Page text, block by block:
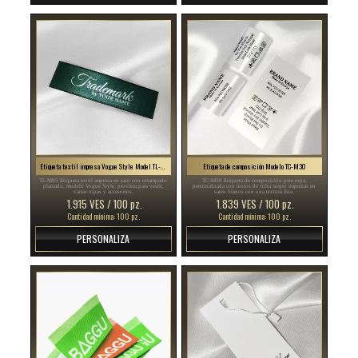
Etiqueta textil impresa Vogue Style Model TL-M85
TL-M85 Etiqueta textil impresa en raso con estampado
plateado, modelo Vogue Style, provista para vestir,
varias ropas y accesorios.
1.915 VES / 100 pz.
Cantidad mínima: 100 pz.
PERSONALIZA
Etiqueta de composición Modelo TC-M30
TC-M30 Etiqueta de composición para ropa,
personalizada con textos de color negro impresas en
satén blanco con una textura fina.
1.839 VES / 100 pz.
Cantidad mínima: 100 pz.
PERSONALIZA